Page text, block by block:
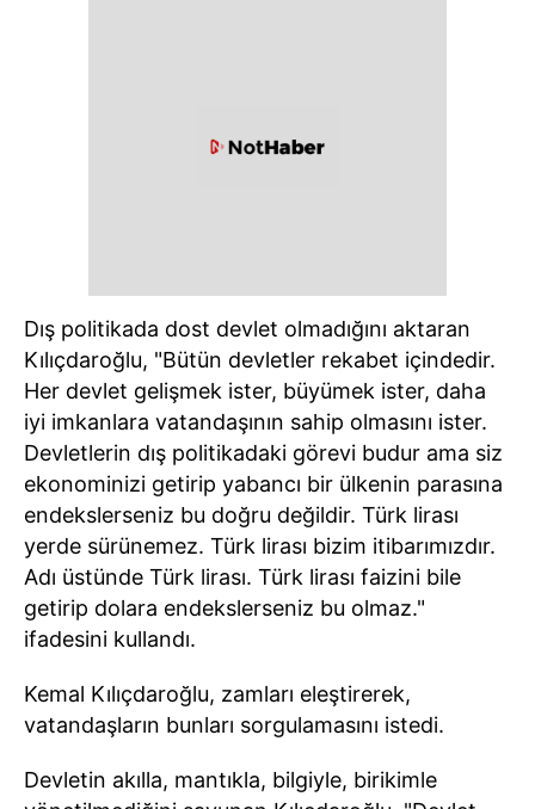
Dış politikada dost devlet olmadığını aktaran
Kılıçdaroğlu, "Bütün devletler rekabet içindedir.
Her devlet gelişmek ister, büyümek ister, daha
iyi imkanlara vatandaşının sahip olmasını ister.
Devletlerin dış politikadaki görevi budur ama siz
ekonominizi getirip yabancı bir ülkenin parasına
endekslerseniz bu doğru değildir. Türk lirası
yerde sürünemez. Türk lirası bizim itibarımızdır.
Adı üstünde Türk lirası. Türk lirası faizini bile
getirip dolara endekslerseniz bu olmaz."
ifadesini kullandı.
Kemal Kılıçdaroğlu, zamları eleştirerek,
vatandaşların bunları sorgulamasını istedi.
Devletin akılla, mantıkla, bilgiyle, birikimle